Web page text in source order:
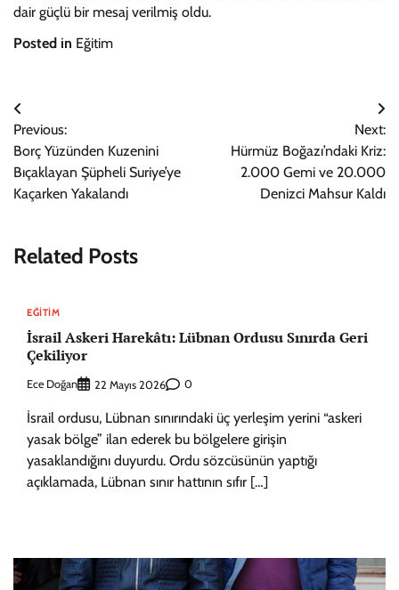
dair güçlü bir mesaj verilmiş oldu.
Posted in Eğitim
Yazı
gezinmesi
Previous:
Borç Yüzünden Kuzenini
Bıçaklayan Şüpheli Suriye’ye
Kaçarken Yakalandı
Next:
Hürmüz Boğazı’ndaki Kriz:
2.000 Gemi ve 20.000
Denizci Mahsur Kaldı
Related Posts
EĞITIM
İsrail Askeri Harekâtı: Lübnan Ordusu Sınırda Geri
Çekiliyor
Ece Doğan 22 Mayıs 2026 0
İsrail ordusu, Lübnan sınırındaki üç yerleşim yerini “askeri
yasak bölge” ilan ederek bu bölgelere girişin
yasaklandığını duyurdu. Ordu sözcüsünün yaptığı
açıklamada, Lübnan sınır hattının sıfır […]